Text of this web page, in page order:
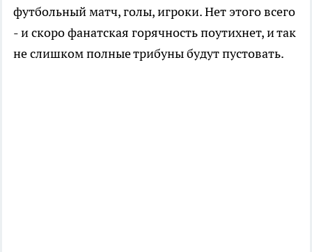
футбольный матч, голы, игроки. Нет этого всего
- и скоро фанатская горячность поутихнет, и так
не слишком полные трибуны будут пустовать.